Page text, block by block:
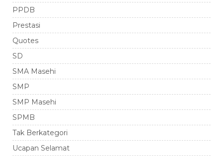
PPDB
Prestasi
Quotes
SD
SMA Masehi
SMP
SMP Masehi
SPMB
Tak Berkategori
Ucapan Selamat